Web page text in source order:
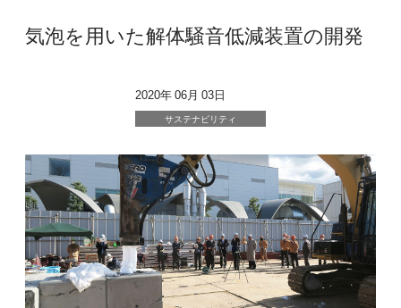
気泡を用いた解体騒音低減装置の開発
2020年 06月 03日
サステナビリティ